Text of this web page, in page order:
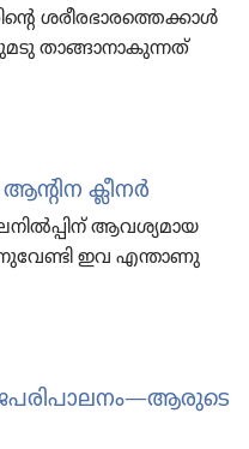
ശരീര​ഭാ​ര​ത്തെ​ക്കാൾ
താങ്ങാ​നാ​കു​ന്നത്‌
ക്ലീനർ
ആവശ്യമായ
ഇവ എന്താണു